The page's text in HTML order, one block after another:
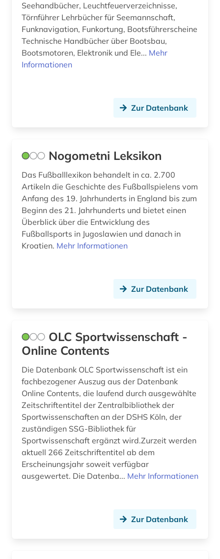
Seehandbücher, Leuchtfeuerverzeichnisse,
Törnführer Lehrbücher für Seemannschaft,
Funknavigation, Funkortung, Bootsführerscheine
Technische Handbücher über Bootsbau,
Bootsmotoren, Elektronik und Ele... Mehr
Informationen
Zur Datenbank
Nogometni Leksikon
Das Fußballlexikon behandelt in ca. 2.700
Artikeln die Geschichte des Fußballspielens vom
Anfang des 19. Jahrhunderts in England bis zum
Beginn des 21. Jahrhunderts und bietet einen
Überblick über die Entwicklung des
Fußballsports in Jugoslawien und danach in
Kroatien. Mehr Informationen
Zur Datenbank
OLC Sportwissenschaft -
Online Contents
Die Datenbank OLC Sportwissenschaft ist ein
fachbezogener Auszug aus der Datenbank
Online Contents, die laufend durch ausgewählte
Zeitschriftentitel der Zentralbibliothek der
Sportwissenschaften an der DSHS Köln, der
zuständigen SSG-Bibliothek für
Sportwissenschaft ergänzt wird.Zurzeit werden
aktuell 266 Zeitschriftentitel ab dem
Erscheinungsjahr soweit verfügbar
ausgewertet. Die Datenba... Mehr Informationen
Zur Datenbank